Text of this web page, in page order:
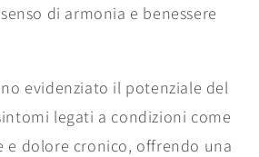
di armonia e benessere
evidenziato il potenziale del
legati a condizioni come
e dolore cronico, offrendo una